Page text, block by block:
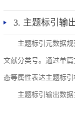
3. 主题标引输
主题标引元数据
文献分类号。通过单
态等属性表达主题标
主题标引输出数